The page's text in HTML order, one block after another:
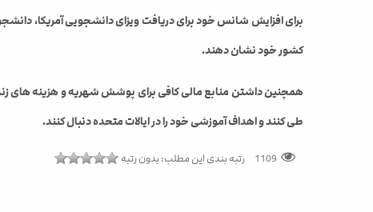
برای افزایش شانس خود برای دریافت ویزای دانشجویی آمریکا،
کشور خود نشان دهند.
همچنین داشتن منابع مالی کافی برای پوشش شهریه و هزینه های
طی کنند و اهداف آموزشی خود را در ایالات متحده دنبال کنند.
1109 رتبه بندی این مطلب:بدون رتبه